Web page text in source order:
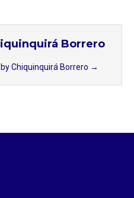
Borrero
Chiquinquirá Borrero →